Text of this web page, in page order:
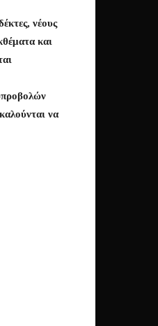
νέους
και
προβολών
να